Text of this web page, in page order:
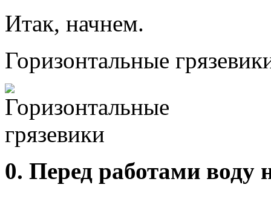
Итак, начнем.
Горизонтальные
0. Перед работами воду